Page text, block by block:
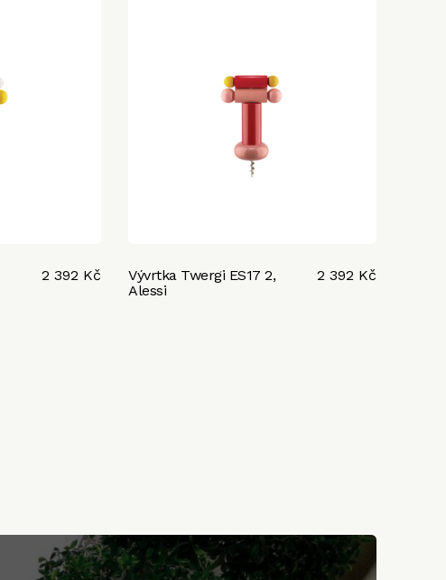
2 392 Kč
Vývrtka Twergi ES17 2,
Alessi
2 392 Kč